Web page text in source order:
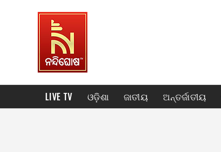
LIVE TV ଓଡ଼ିଶା ଜାତୀୟ ଅନ୍ତର୍ଜାତୀୟ